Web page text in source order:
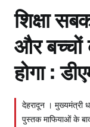
शिक्षा
और बच्चों
होगा :
देहरादून । मुख्यमंत्री
पुस्तक माफियाओं के